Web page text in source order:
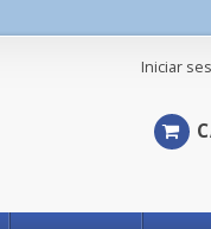
Iniciar